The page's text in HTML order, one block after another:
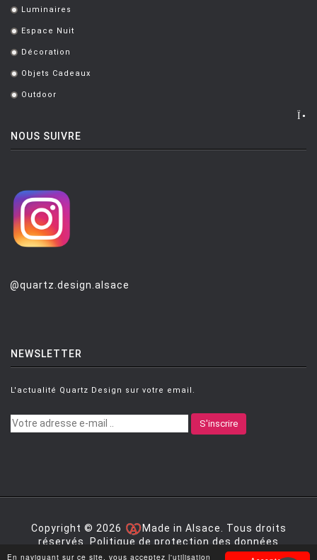
En naviguant sur ce site, vous acceptez l'utilisation
. Luminaires
. Espace Nuit
. Décoration
. Objets Cadeaux
. Outdoor
NOUS SUIVRE
@quartz.design.alsace
NEWSLETTER
L'actualité Quartz Design sur votre email.
S'inscrire
Copyright © 2026
Made in Alsace. Tous droits
réservés. Politique de protection des données
personnelles|Mentions légales|Conditions générales